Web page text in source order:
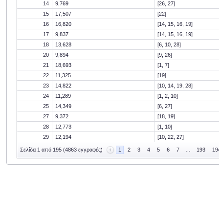
14 9,769
[26, 27]
15
17,507
[22]
16
16,820
[14, 15, 16, 19]
17
9,837
[14, 15, 16, 19]
18
13,628
[6, 10, 28]
20
9,894
[9, 26]
21
18,693
[1, 7]
22
11,325
[19]
23
14,822
[10, 14, 19, 28]
24
11,289
[1, 2, 10]
25
14,349
[6, 27]
27
9,372
[18, 19]
28
12,773
[1, 10]
29
12,194 [10, 22, 27]
Σελίδα 1 από 195 (4863 εγγραφές) 1 2 3 4 5 6 7 193